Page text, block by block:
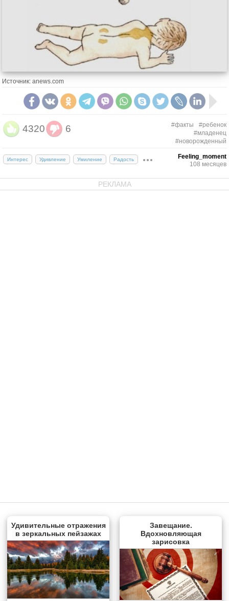
Источник: anews.com
4320 6 #факты
#ребенок
#младенец
#новорожденный
Интерес Удивление Умиление Радость
Feeling_moment
108 месяцев
РЕКЛАМА
Удивительные отражения
в зеркальных пейзажах
Завещание.
Вдохновляющая
зарисовка